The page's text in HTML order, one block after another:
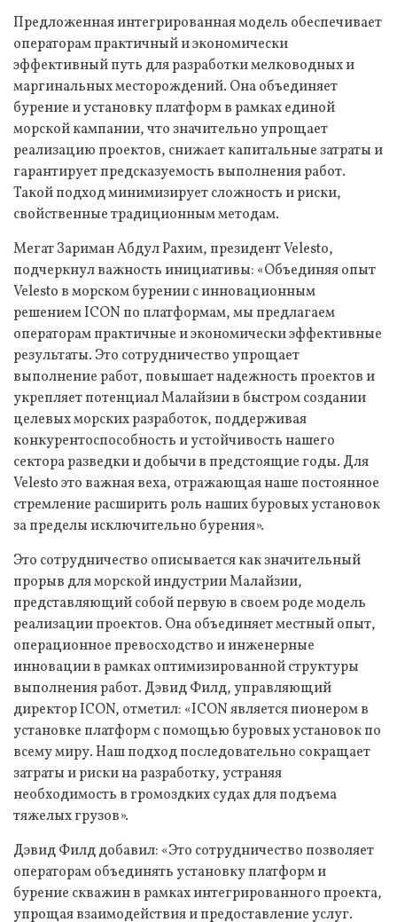
Предложенная интегрированная модель обеспечивает
операторам практичный и экономически
эффективный путь для разработки мелководных и
маргинальных месторождений. Она объединяет
бурение и установку платформ в рамках единой
морской кампании, что значительно упрощает
реализацию проектов, снижает капитальные затраты и
гарантирует предсказуемость выполнения работ.
Такой подход минимизирует сложность и риски,
свойственные традиционным методам.
Мегат Зариман Абдул Рахим, президент Velesto,
подчеркнул важность инициативы: «Объединяя опыт
Velesto в морском бурении с инновационным
решением ICON по платформам, мы предлагаем
операторам практичные и экономически эффективные
результаты. Это сотрудничество упрощает
выполнение работ, повышает надежность проектов и
укрепляет потенциал Малайзии в быстром создании
целевых морских разработок, поддерживая
конкурентоспособность и устойчивость нашего
сектора разведки и добычи в предстоящие годы. Для
Velesto это важная веха, отражающая наше постоянное
стремление расширить роль наших буровых установок
за пределы исключительно бурения».
Это сотрудничество описывается как значительный
прорыв для морской индустрии Малайзии,
представляющий собой первую в своем роде модель
реализации проектов. Она объединяет местный опыт,
операционное превосходство и инженерные
инновации в рамках оптимизированной структуры
выполнения работ. Дэвид Филд, управляющий
директор ICON, отметил: «ICON является пионером в
установке платформ с помощью буровых установок по
всему миру. Наш подход последовательно сокращает
затраты и риски на разработку, устраняя
необходимость в громоздких судах для подъема
тяжелых грузов».
Дэвид Филд добавил: «Это сотрудничество позволяет
операторам объединять установку платформ и
бурение скважин в рамках интегрированного проекта,
упрощая взаимодействия и предоставление услуг.